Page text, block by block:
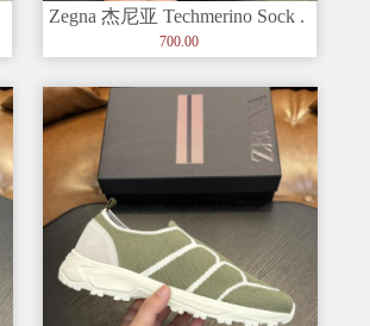
Zegna 杰尼亚 Techmerino Sock .
700.00